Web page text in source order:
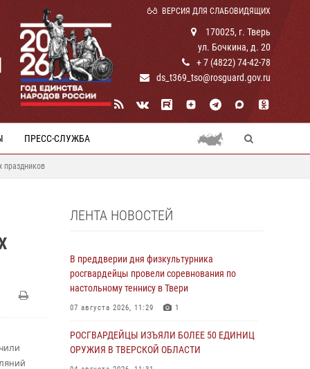
ВЕРСИЯ ДЛЯ СЛАБОВИДЯЩИХ
170025, г. Тверь
ул. Бочкина, д. 20
+ 7 (4822) 74-42-78
ds_t369_tso@rosguard.gov.ru
ПРЕСС-СЛУЖБА
праздников
ЛЕНТА НОВОСТЕЙ
В преддверии дня физкультурника
росгвардейцы провели соревнования по
настольному теннису в Твери
07 августа 2026, 11:29 1
РОСГВАРДЕЙЦЫ ИЗЪЯЛИ БОЛЕЕ 50 ЕДИНИЦ
ОРУЖИЯ В ТВЕРСКОЙ ОБЛАСТИ